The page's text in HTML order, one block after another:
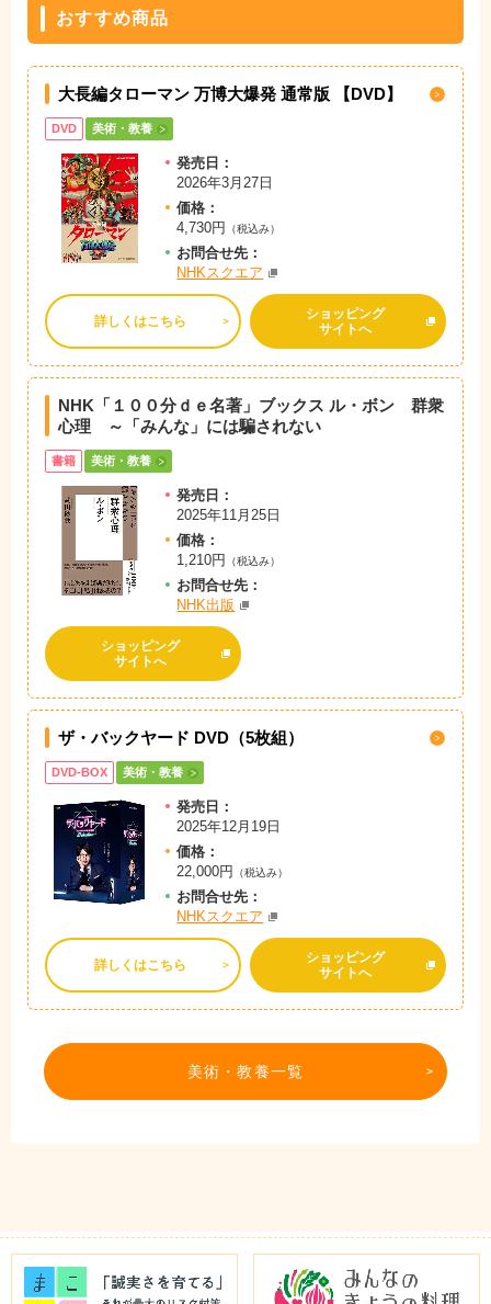
おすすめ商品
大長編タローマン 万博大爆発 通常版 【DVD】
DVD 美術・教養
発売日：
2026年3月27日
価格：
4,730円
（税込み）
お問合せ先：
NHKスクエア
詳しくはこちら
ショッピング
サイトへ
NHK「１００分ｄｅ名著」ブックス ル・ボン 群衆
心理 ～「みんな」には騙されない
書籍 美術・教養
発売日：
2025年11月25日
価格：
1,210円
（税込み）
お問合せ先：
NHK出版
ショッピング
サイトへ
ザ・バックヤード DVD（5枚組）
DVD-BOX 美術・教養
発売日：
2025年12月19日
価格：
22,000円
（税込み）
お問合せ先：
NHKスクエア
詳しくはこちら
ショッピング
サイトへ
美術・教養一覧